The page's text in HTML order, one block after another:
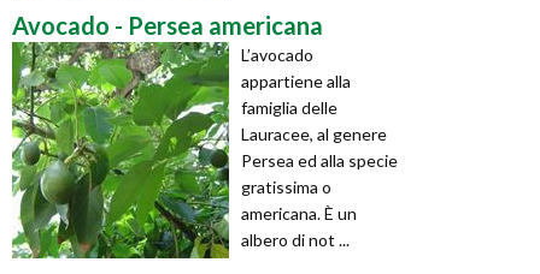
Avocado - Persea americana
L’avocado
appartiene alla
famiglia delle
Lauracee, al genere
Persea ed alla specie
gratissima o
americana. È un
albero di not ...